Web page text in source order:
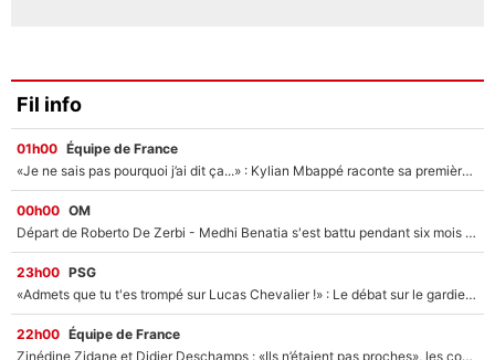
Fil info
01h00 Équipe de France
«Je ne sais pas pourquoi j’ai dit ça...» : Kylian Mbappé raconte sa première rencontre avec Zinédine Zidane (et c’est très drôle)
00h00 OM
Départ de Roberto De Zerbi - Medhi Benatia s'est battu pendant six mois pour le retenir à l'OM, le PSG a été le naufrage de trop : «Je pars avec toi»
23h00 PSG
«Admets que tu t'es trompé sur Lucas Chevalier !» : Le débat sur le gardien du PSG vire au clash à l'After Foot
22h00 Équipe de France
Zinédine Zidane et Didier Deschamps : «Ils n’étaient pas proches», les confidences d’un membre de l’équipe de France 1998 sur leur relation spéciale